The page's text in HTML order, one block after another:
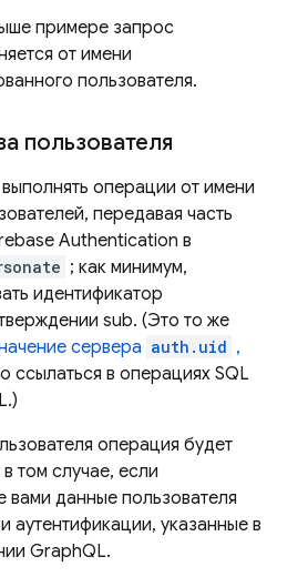
примере запрос
от имени
пользователя.
пользователя
операции от имени
передавая часть
Authentication в
; как минимум,
идентификатор
sub. (Это то же
сервера auth.uid ,
ссылаться в операциях SQL
операция будет
том случае, если
вами данные пользователя
аутентификации, указанные в
GraphQL.